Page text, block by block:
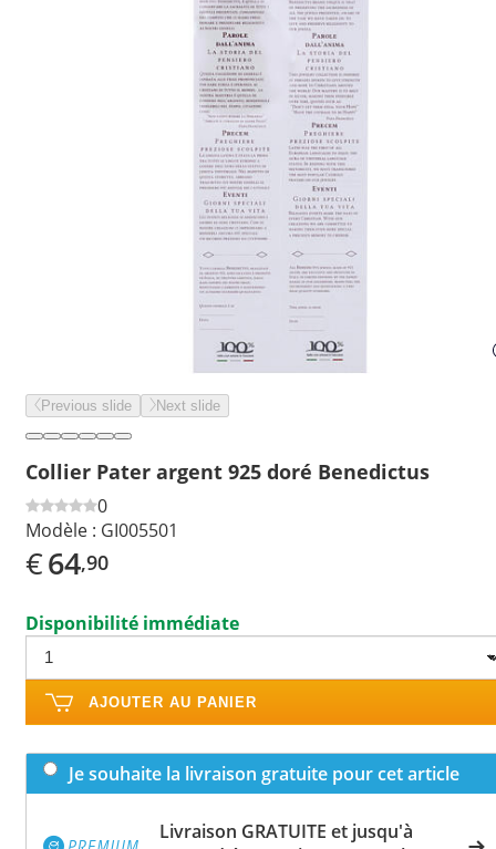
Previous slide Next slide
Collier Pater argent 925 doré Benedictus
0
Modèle : GI005501
€64,90
Disponibilité immédiate
AJOUTER AU PANIER
Je souhaite la livraison gratuite pour cet article
Livraison GRATUITE et jusqu'à